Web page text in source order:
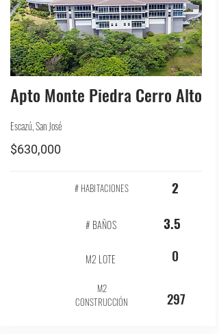
Apto Monte Piedra Cerro Alto
Escazú, San José
$630,000
# HABITACIONES 2
# BAÑOS 3.5
M2 LOTE 0
M2
CONSTRUCCIÓN
297